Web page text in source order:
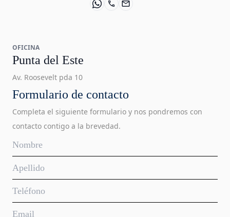
OFICINA
Punta del Este
Av. Roosevelt pda 10
Formulario de contacto
Completa el siguiente formulario y nos pondremos con
contacto contigo a la brevedad.